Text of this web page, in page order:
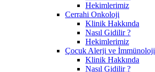
Hekimlerimiz
Cerrahi Onkoloji
Klinik Hakkında
Nasıl Gidilir ?
Hekimlerimiz
Çocuk Alerji ve İmmünoloji
Klinik Hakkında
Nasıl Gidilir ?